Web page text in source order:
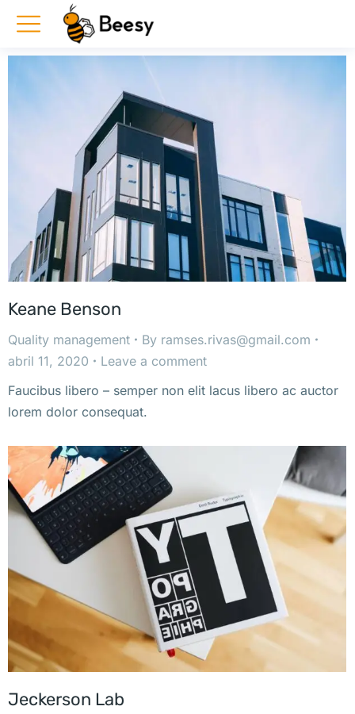
Keane Benson
Quality management By ramses.rivas@gmail.com
abril 11, 2020
Leave a comment
Faucibus libero – semper non elit lacus libero ac auctor
lorem dolor consequat.
Jeckerson Lab